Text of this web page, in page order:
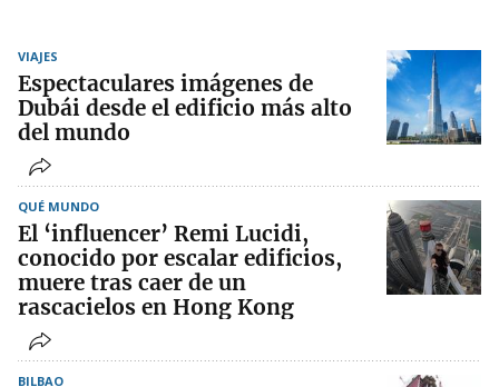
VIAJES
Espectaculares imágenes de
Dubái desde el edificio más alto
del mundo
QUÉ MUNDO
El ‘influencer’ Remi Lucidi,
conocido por escalar edificios,
muere tras caer de un
rascacielos en Hong Kong
BILBAO